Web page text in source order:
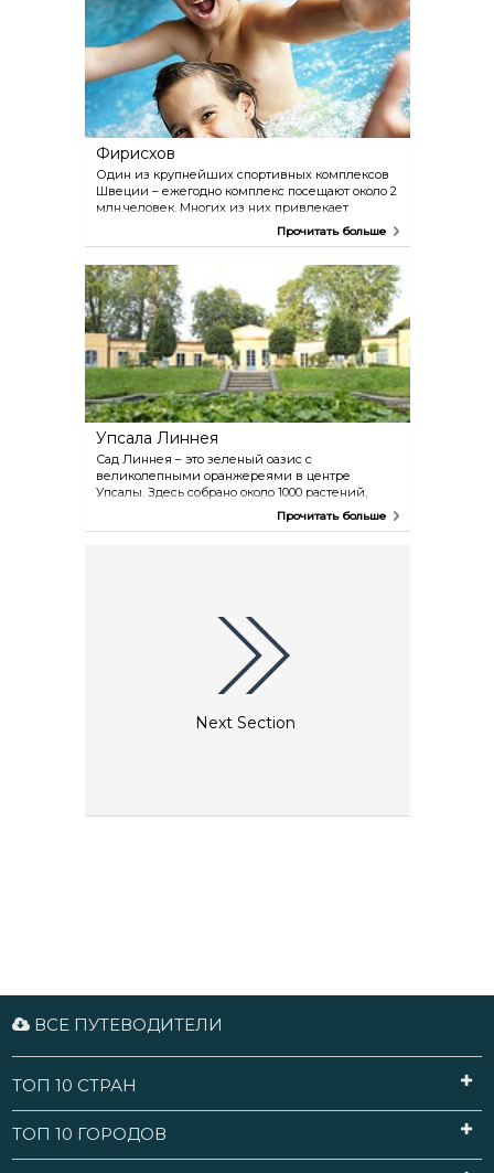
мероприятий для детей. Вход свободный.
Фирисхов
Один из крупнейших спортивных комплексов
Швеции – ежегодно комплекс посещают около 2
млн.человек. Многих из них привлекает
аквапарк, помимо которого здесь имеются
спортивные залы, бассейн, джакузи,
К спортивному комплексу прилегает кемпинг с
коттеджами.
Прочитать больше
Упсала Линнея
Сад Линнея – это зеленый оазис с
великолепными оранжереями в центре
Упсалы. Здесь собрано около 1000 растений,
высаженных в соответствии с классификацией
Линнея. Прогуляйтесь среди растений,
Прочитать больше
Next Section
ВСЕ ПУТЕВОДИТЕЛИ
ТОП 10 СТРАН
ТОП 10 ГОРОДОВ